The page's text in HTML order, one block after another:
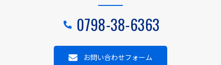
0798-38-6363
お問い合わせフォーム